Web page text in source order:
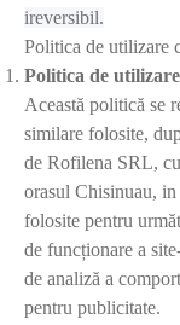
ireversibil.
Politica de utilizare
Politica de
Această politică se
similare folosite,
de Rofilena SRL,
orasul Chisinuau,
folosite pentru
de funcționare a
de analiză a
pentru publicitate.